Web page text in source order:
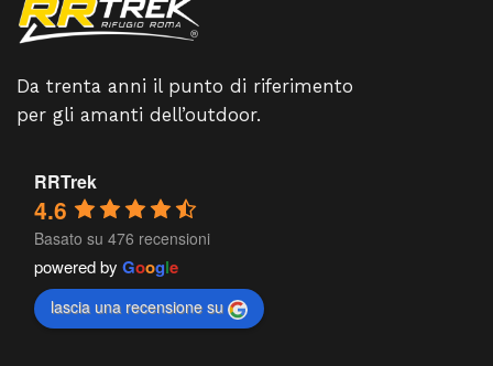
Da trenta anni il punto di riferimento
per gli amanti dell’outdoor.
RRTrek
4.6
Basato su 476 recensioni
powered by Google
lascia una recensione su